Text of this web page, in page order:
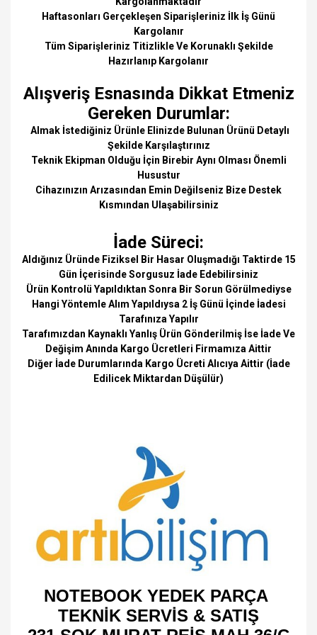
Haftasonları Gerçekleşen Siparişleriniz İlk İş Günü
Kargolanır
Tüm Siparişleriniz Titizlikle Ve Korunaklı Şekilde
Hazırlanıp Kargolanır
Alışveriş Esnasında Dikkat Etmeniz
Gereken Durumlar:
Almak İstediğiniz Ürünle Elinizde Bulunan Ürünü Detaylı
Şekilde Karşılaştırınız
Teknik Ekipman Olduğu İçin Birebir Aynı Olması Önemli
Husustur
Cihazınızın Arızasından Emin Değilseniz Bize Destek
Kısmından Ulaşabilirsiniz
İade Süreci:
Aldığınız Üründe Fiziksel Bir Hasar Oluşmadığı Taktirde 15
Gün İçerisinde Sorgusuz İade Edebilirsiniz
Ürün Kontrolü Yapıldıktan Sonra Bir Sorun Görülmediyse
Hangi Yöntemle Alım Yapıldıysa 2 İş Günü İçinde İadesi
Tarafınıza Yapılır
Tarafımızdan Kaynaklı Yanlış Ürün Gönderilmiş İse İade Ve
Değişim Anında Kargo Ücretleri Firmamıza Aittir
Diğer İade Durumlarında Kargo Ücreti Alıcıya Aittir (İade
Edilicek Miktardan Düşülür)
NOTEBOOK YEDEK PARÇA
TEKNİK SERVİS & SATIŞ